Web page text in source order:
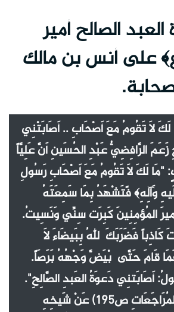
الصالح أمير
على أنس بن مالك
لَا تَقُومُ مَعَ أَصْحَابِ .. أَصَابَتْنِي
زَعَمَ الرَّافِضِيُّ عَبْدِ الحُسَينِ أَنَّ عَلِيَّاً
"مَا لَكَ لَا تَقُومُ مَعَ أَصْحَابِ رَسُولِ
وَآلِهِ﴾ فًتَشْهَدُ بِمَا سَمِعَتَهُ
المُؤمِنِينَ كَبِرَت سِنِّي وَنَسِيتُ.
فَضَرَبَكَ ٱللهُ بِبَيضَاءَ لَا
فَمَا قَامَ حَتَّى ٱبْيَضَّ وَجْهُهُ بَرَصَاً.
أَصَابَتنِي دَعوَةُ العَبدِ الصَّالِحِ".
رَوَاهُ الكَذَّابُ فِي (المُرَاجَعَاتِ ص195) عَنْ شَيخِهِ